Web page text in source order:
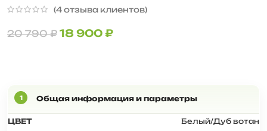
(4отзыва клиентов)
20 790₽ 18 900₽
ЦВЕТ Белый/Дуб вотан